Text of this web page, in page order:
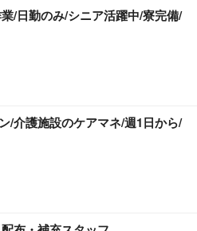
/日勤のみ/シニア活躍中/寮完備/
/介護施設のケアマネ/週1日から/